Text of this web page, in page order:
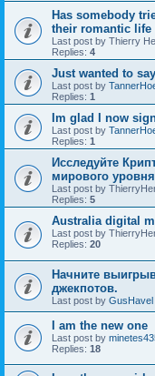
Has somebody
their romantic
Last post by Thierry
Replies: 4
Just wanted to
Last post by
Replies: 1
Im glad I now
Last post by
Replies: 1
Исследуйте
мирового
Last post by
Replies: 5
Australia digital
Last post by
Replies: 20
Начните
джекпотов.
Last post by GusHavel
I am the new one
Last post by
Replies: 18